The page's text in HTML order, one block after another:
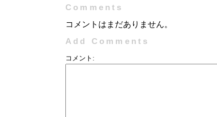
Comments
コメントはまだありません。
Add Comments
コメント: